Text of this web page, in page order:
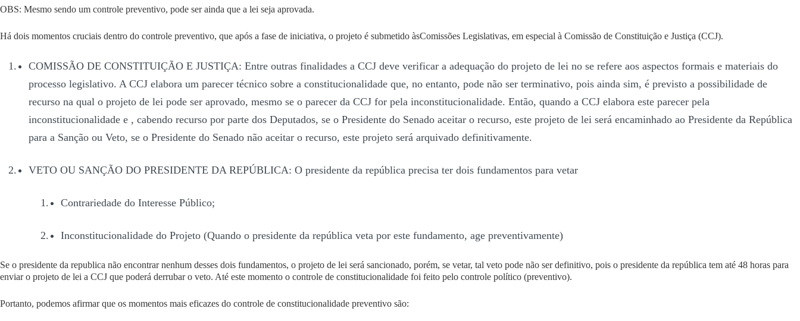
OBS: Mesmo sendo um controle preventivo, pode ser ainda que a lei seja aprovada.
Há dois momentos cruciais dentro do controle preventivo, que após a fase de iniciativa, o projeto é submetido àsComissões Legislativas, em especial à Comissão de Constituição e Justiça (CCJ).
COMISSÃO DE CONSTITUIÇÃO E JUSTIÇA: Entre outras finalidades a CCJ deve verificar a adequação do projeto de lei no se refere aos aspectos formais e materiais do
processo legislativo. A CCJ elabora um parecer técnico sobre a constitucionalidade que, no entanto, pode não ser terminativo, pois ainda sim, é previsto a possibilidade de
recurso na qual o projeto de lei pode ser aprovado, mesmo se o parecer da CCJ for pela inconstitucionalidade. Então, quando a CCJ elabora este parecer pela
inconstitucionalidade e , cabendo recurso por parte dos Deputados, se o Presidente do Senado aceitar o recurso, este projeto de lei será encaminhado ao Presidente da República
para a Sanção ou Veto, se o Presidente do Senado não aceitar o recurso, este projeto será arquivado definitivamente.
VETO OU SANÇÃO DO PRESIDENTE DA REPÚBLICA: O presidente da república precisa ter dois fundamentos para vetar
Contrariedade do Interesse Público;
Inconstitucionalidade do Projeto (Quando o presidente da república veta por este fundamento, age preventivamente)
Se o presidente da republica não encontrar nenhum desses dois fundamentos, o projeto de lei será sancionado, porém, se vetar, tal veto pode não ser definitivo, pois o presidente da república tem até 48 horas para
enviar o projeto de lei a CCJ que poderá derrubar o veto. Até este momento o controle de constitucionalidade foi feito pelo controle político (preventivo).
Portanto, podemos afirmar que os momentos mais eficazes do controle de constitucionalidade preventivo são: